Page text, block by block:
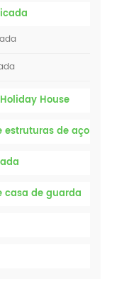
House
estruturas de aço
casa de guarda